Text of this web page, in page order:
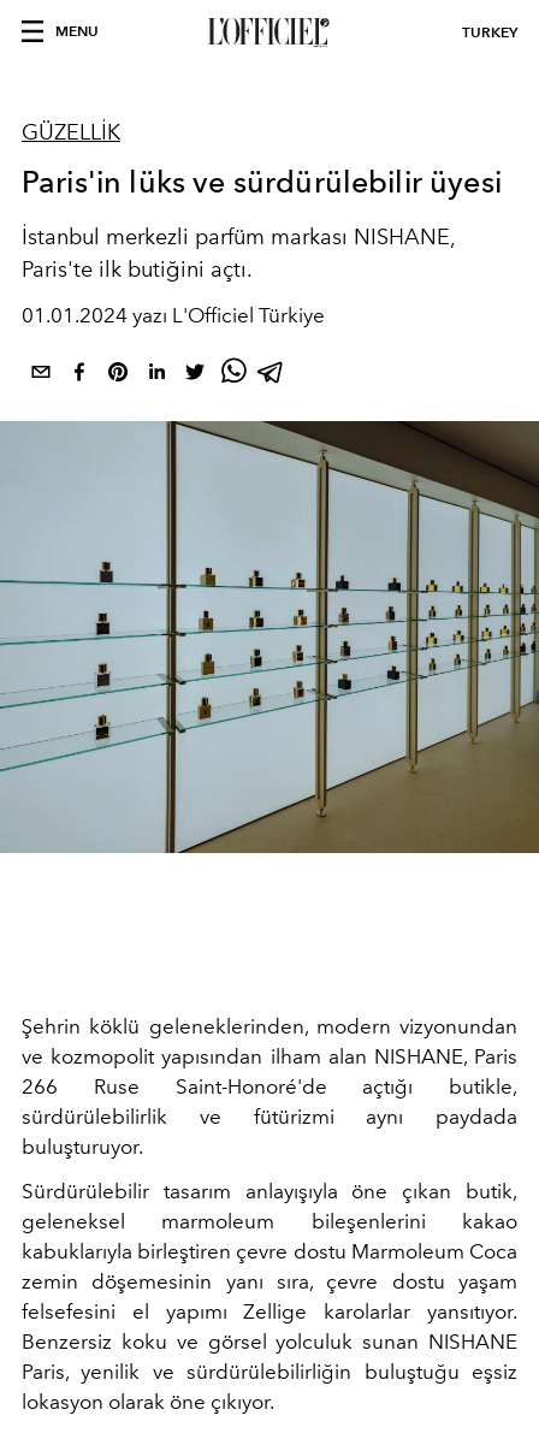
MENU TURKEY
GÜZELLİK
Paris'in lüks ve sürdürülebilir üyesi
İstanbul merkezli parfüm markası NISHANE,
Paris'te ilk butiğini açtı.
01.01.2024 yazı L'Officiel Türkiye
Şehrin köklü geleneklerinden, modern vizyonundan
ve kozmopolit yapısından ilham alan NISHANE, Paris
266 Ruse Saint-Honoré'de açtığı butikle,
sürdürülebilirlik ve fütürizmi aynı paydada
buluşturuyor.
Sürdürülebilir tasarım anlayışıyla öne çıkan butik,
geleneksel marmoleum bileşenlerini kakao
kabuklarıyla birleştiren çevre dostu Marmoleum Coca
zemin döşemesinin yanı sıra, çevre dostu yaşam
felsefesini el yapımı Zellige karolarlar yansıtıyor.
Benzersiz koku ve görsel yolculuk sunan NISHANE
Paris, yenilik ve sürdürülebilirliğin buluştuğu eşsiz
lokasyon olarak öne çıkıyor.